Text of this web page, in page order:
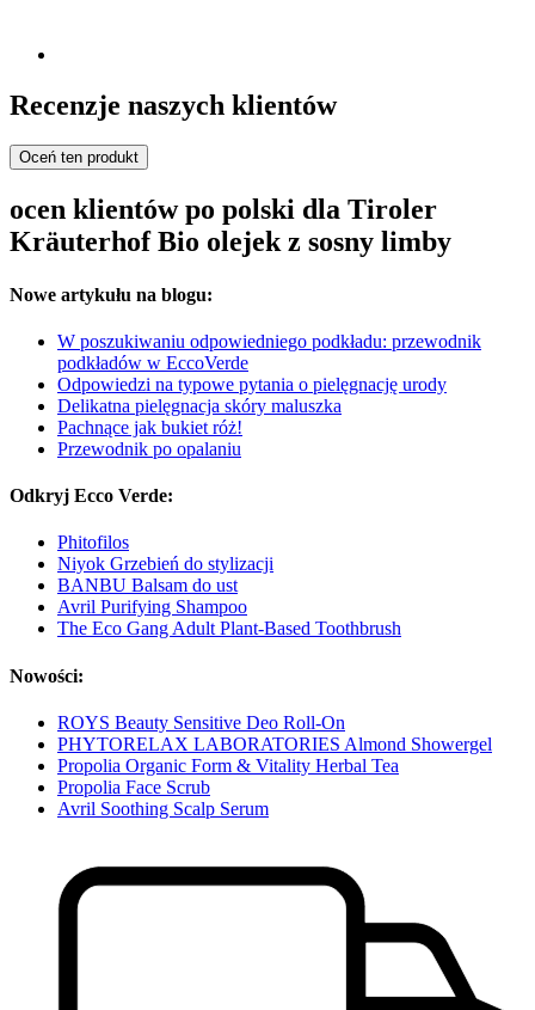
Recenzje naszych klientów
Oceń ten produkt
ocen klientów po polski dla Tiroler
Kräuterhof Bio olejek z sosny limby
Nowe artykułu na blogu:
W poszukiwaniu odpowiedniego podkładu: przewodnik
podkładów w EccoVerde
Odpowiedzi na typowe pytania o pielęgnację urody
Delikatna pielęgnacja skóry maluszka
Pachnące jak bukiet róż!
Przewodnik po opalaniu
Odkryj Ecco Verde:
Phitofilos
Niyok Grzebień do stylizacji
BANBU Balsam do ust
Avril Purifying Shampoo
The Eco Gang Adult Plant-Based Toothbrush
Nowości:
ROYS Beauty Sensitive Deo Roll-On
PHYTORELAX LABORATORIES Almond Showergel
Propolia Organic Form & Vitality Herbal Tea
Propolia Face Scrub
Avril Soothing Scalp Serum